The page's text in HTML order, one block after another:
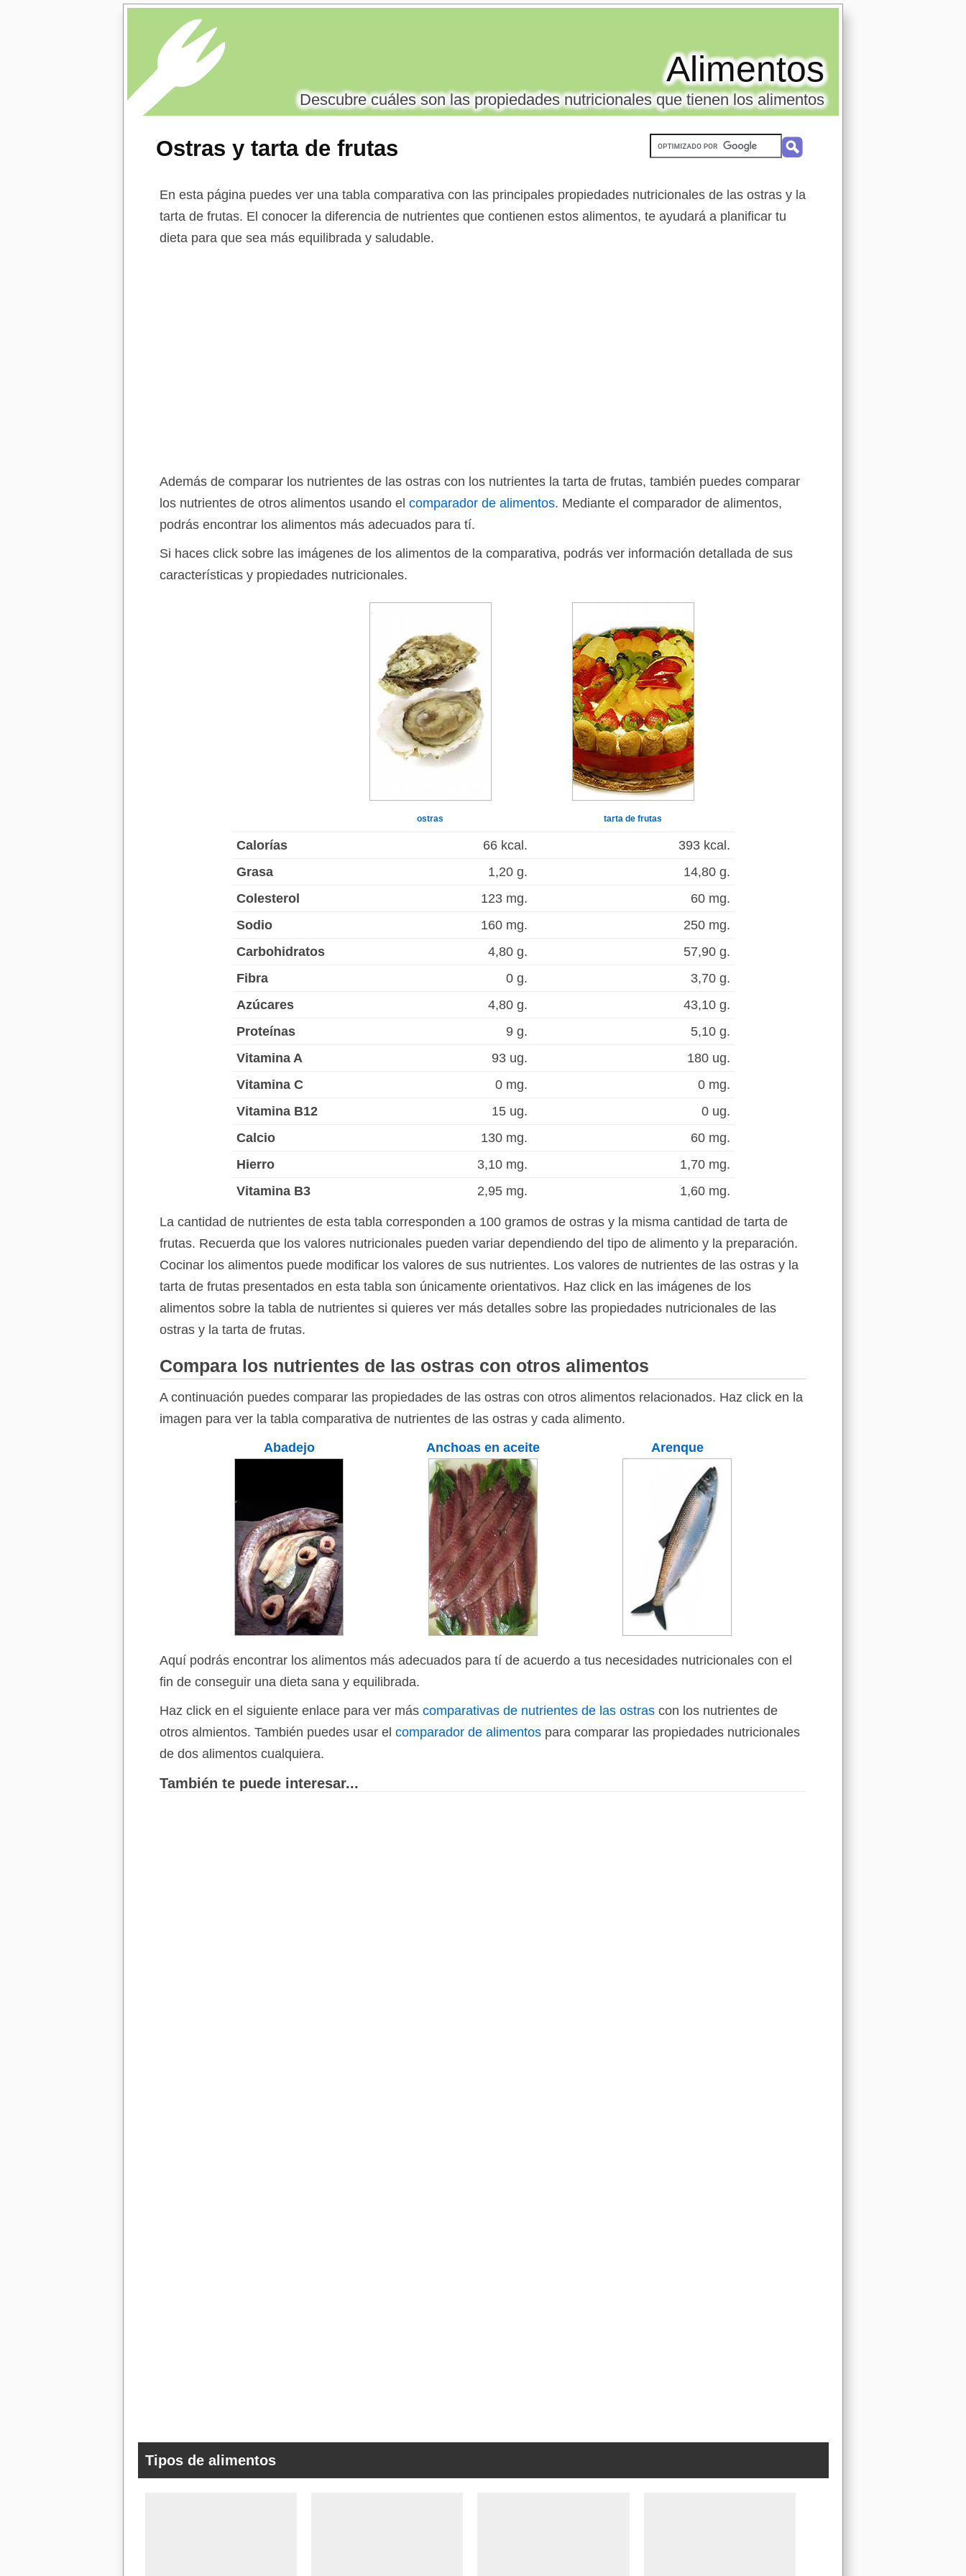
Ostras y tarta de frutas
Alimentos
Descubre cuáles son las propiedades nutricionales que tienen los alimentos
En esta página puedes ver una tabla comparativa con las principales propiedades nutricionales de las ostras y la
tarta de frutas. El conocer la diferencia de nutrientes que contienen estos alimentos, te ayudará a planificar tu
dieta para que sea más equilibrada y saludable.
Además de comparar los nutrientes de las ostras con los nutrientes la tarta de frutas, también puedes comparar
los nutrientes de otros alimentos usando el comparador de alimentos. Mediante el comparador de alimentos,
podrás encontrar los alimentos más adecuados para tí.
Si haces click sobre las imágenes de los alimentos de la comparativa, podrás ver información detallada de sus
características y propiedades nutricionales.
ostras tarta de frutas
Calorías 66 kcal.
393 kcal.
Grasa
1,20 g.
14,80 g.
Colesterol
123 mg.
60 mg.
Sodio
160 mg.
250 mg.
Carbohidratos
4,80 g.
57,90 g.
Fibra
0 g.
3,70 g.
Azúcares
4,80 g.
43,10 g.
Proteínas
9 g.
5,10 g.
Vitamina A
93 ug.
180 ug.
Vitamina C
0 mg.
0 mg.
Vitamina B12
15 ug.
0 ug.
Calcio
130 mg.
60 mg.
Hierro
3,10 mg.
1,70 mg.
Vitamina B3
2,95 mg. 1,60 mg.
La cantidad de nutrientes de esta tabla corresponden a 100 gramos de ostras y la misma cantidad de tarta de
frutas. Recuerda que los valores nutricionales pueden variar dependiendo del tipo de alimento y la preparación.
Cocinar los alimentos puede modificar los valores de sus nutrientes. Los valores de nutrientes de las ostras y la
tarta de frutas presentados en esta tabla son únicamente orientativos. Haz click en las imágenes de los
alimentos sobre la tabla de nutrientes si quieres ver más detalles sobre las propiedades nutricionales de las
ostras y la tarta de frutas.
Compara los nutrientes de las ostras con otros alimentos
A continuación puedes comparar las propiedades de las ostras con otros alimentos relacionados. Haz click en la
imagen para ver la tabla comparativa de nutrientes de las ostras y cada alimento.
Abadejo
Anchoas en aceite Arenque
Aquí podrás encontrar los alimentos más adecuados para tí de acuerdo a tus necesidades nutricionales con el
fin de conseguir una dieta sana y equilibrada.
Haz click en el siguiente enlace para ver más comparativas de nutrientes de las ostras con los nutrientes de
otros almientos. También puedes usar el comparador de alimentos para comparar las propiedades nutricionales
de dos alimentos cualquiera.
También te puede interesar...
Tipos de alimentos